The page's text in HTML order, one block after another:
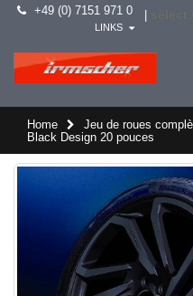
+49 (0) 7151 971 0
LINKS
Home
Jeu de roues
Black Design 20 pouces